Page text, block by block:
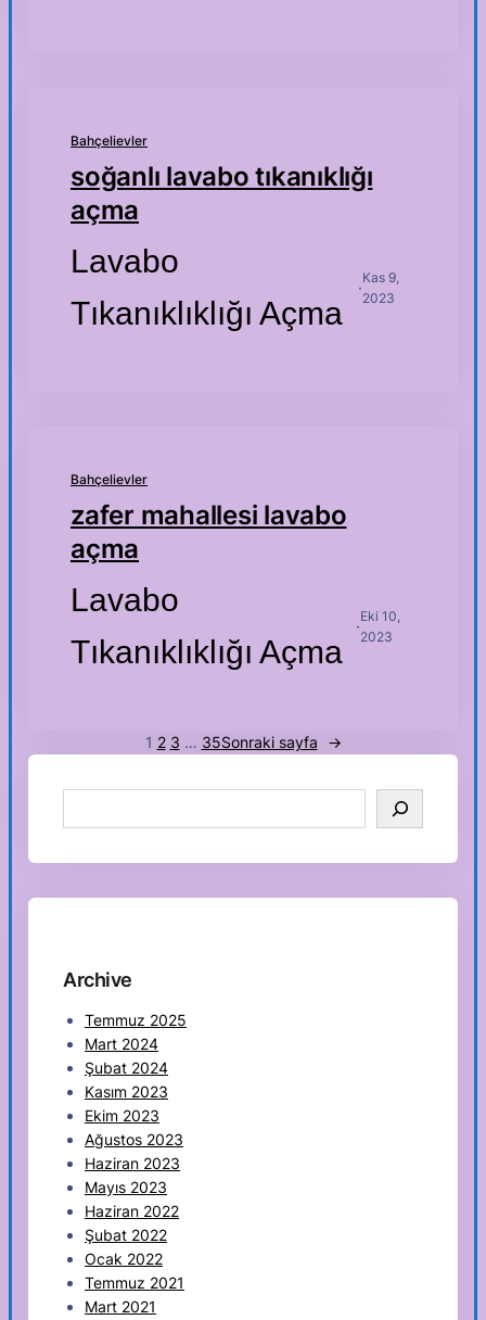
Bahçelievler
soğanlı lavabo tıkanıklığı
açma
Lavabo
Tıkanıklıklığı Açma
·
Kas 9,
2023
Bahçelievler
zafer mahallesi lavabo
açma
Lavabo
Tıkanıklıklığı Açma
·
Eki 10,
2023
1 2 3 … 35Sonraki sayfa →
e
c
Archive
Temmuz 2025
Mart 2024
Şubat 2024
Kasım 2023
Ekim 2023
Ağustos 2023
Haziran 2023
Mayıs 2023
Haziran 2022
Şubat 2022
Ocak 2022
Temmuz 2021
Mart 2021